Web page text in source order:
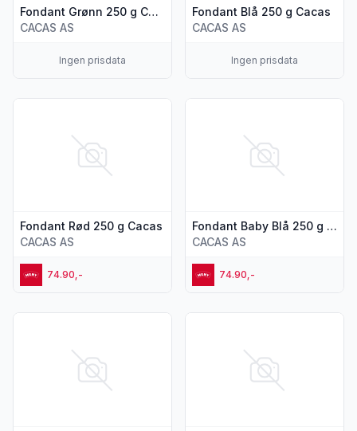
Fondant Grønn 250 g Cacas
CACAS AS
Ingen prisdata
Fondant Blå 250 g Cacas
CACAS AS
Ingen prisdata
Fondant Rød 250 g Cacas
CACAS AS
74.90,-
Fondant Baby Blå 250 g Cacas
CACAS AS
74.90,-